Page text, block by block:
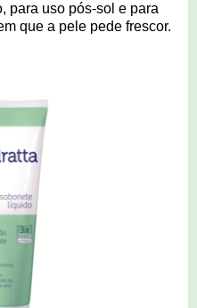
para uso pós-sol e para
que a pele pede frescor.